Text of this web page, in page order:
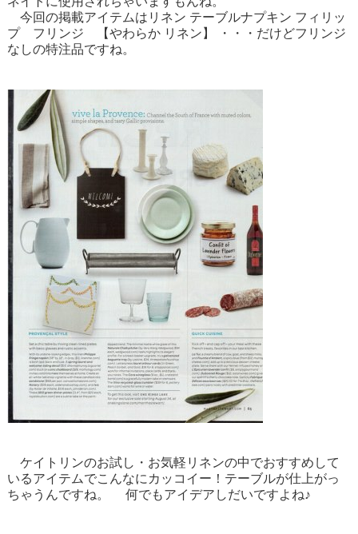
今回の掲載アイテムは リネン テーブルナプキン フィリッ
プ フリンジ 【やわらか リネン】
・・・だけどフリンジ
なしの特注品ですね。
ケイトリンのお試し・お気軽リネンの中でおすすめして
いるアイテムでこんなにカッコイー！テーブルが仕上がっ
ちゃうんですね。 何でもアイデアしだいですよね♪